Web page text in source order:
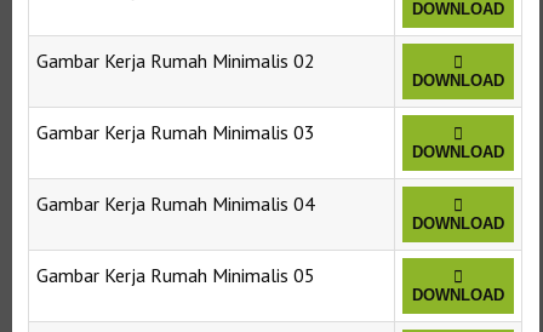
DOWNLOAD
Gambar Kerja Rumah Minimalis 02
DOWNLOAD
Gambar Kerja Rumah Minimalis 03
DOWNLOAD
Gambar Kerja Rumah Minimalis 04
DOWNLOAD
Gambar Kerja Rumah Minimalis 05
DOWNLOAD